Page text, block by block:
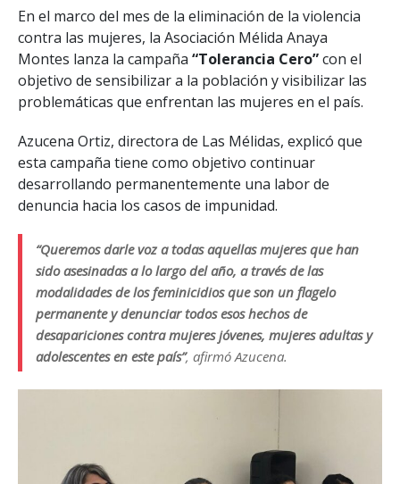
En el marco del mes de la eliminación de la violencia
contra las mujeres, la Asociación Mélida Anaya
Montes lanza la campaña “Tolerancia Cero”con el
objetivo de sensibilizar a la población y visibilizar las
problemáticas que enfrentan las mujeres en el país.
Azucena Ortiz, directora de Las Mélidas, explicó que
esta campaña tiene como objetivo continuar
desarrollando permanentemente una labor de
denuncia hacia los casos de impunidad.
“Queremos darle voz a todas aquellas mujeres que han
sido asesinadas a lo largo del año, a través de las
modalidades de los feminicidios que son un flagelo
permanente y denunciar todos esos hechos de
desapariciones contra mujeres jóvenes, mujeres adultas y
adolescentes en este país”, afirmó Azucena.